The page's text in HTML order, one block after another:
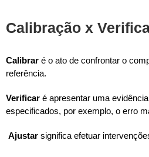
Calibração x
Calibrar é o ato de confrontar o
referência.
Verificar é apresentar uma
especificados, por exemplo, o erro
Ajustar significa efetuar